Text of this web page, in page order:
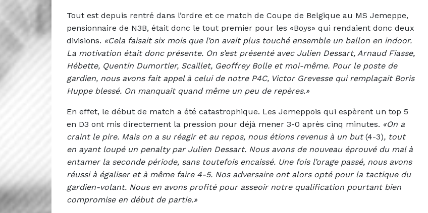
Tout est depuis rentré dans l’ordre et ce match de Coupe de Belgique au MS Jemeppe,
pensionnaire de N3B, était donc le tout premier pour les «Boys» qui rendaient donc deux
divisions. «Cela faisait six mois que l’on avait plus touché ensemble un ballon en indoor.
La motivation était donc présente. On s’est présenté avec Julien Dessart, Arnaud Fiasse,
Hébette, Quentin Dumortier, Scaillet, Geoffrey Bolle et moi-même. Pour le poste de
gardien, nous avons fait appel à celui de notre P4C, Victor Grevesse qui remplaçait Boris
Huppe blessé. On manquait quand même un peu de repères.»
En effet, le début de match a été catastrophique. Les Jemeppois qui espèrent un top 5
en D3 ont mis directement la pression pour déjà mener 3-0 après cinq minutes. «On a
craint le pire. Mais on a su réagir et au repos, nous étions revenus à un but(4-3), tout
en ayant loupé un penalty par Julien Dessart. Nous avons de nouveau éprouvé du mal à
entamer la seconde période, sans toutefois encaissé. Une fois l’orage passé, nous avons
réussi à égaliser et à même faire 4-5. Nos adversaire ont alors opté pour la tactique du
gardien-volant. Nous en avons profité pour asseoir notre qualification pourtant bien
compromise en début de partie.»